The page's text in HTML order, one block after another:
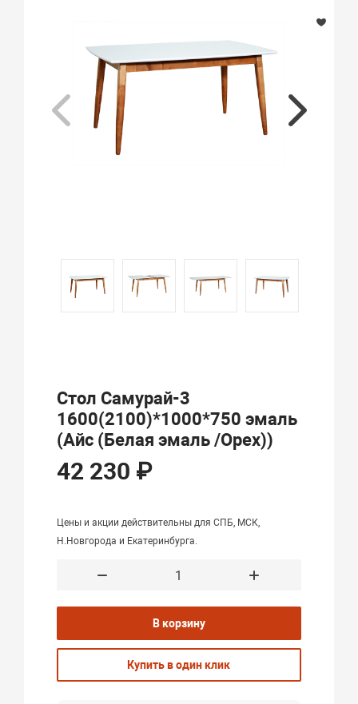
Стол Самурай-3
1600(2100)*1000*750 эмаль
(Айс (Белая эмаль /Орех))
42 230 ₽
Цены и акции действительны для СПБ, МСК,
Н.Новгорода и Екатеринбурга.
В корзину
Купить в один клик